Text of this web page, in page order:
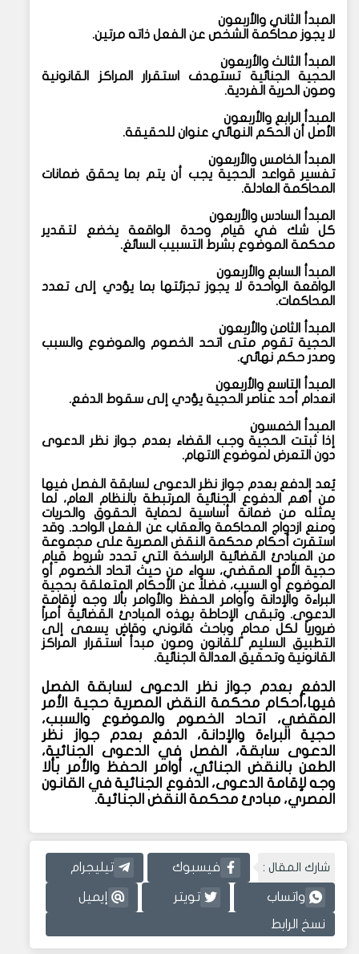
المبدأ الثاني والأربعون
لا يجوز محاكمة الشخص عن الفعل ذاته مرتين.
المبدأ الثالث والأربعون
الحجية الجنائية تستهدف استقرار المراكز القانونية
وصون الحرية الفردية.
المبدأ الرابع والأربعون
الأصل أن الحكم النهائي عنوان للحقيقة.
المبدأ الخامس والأربعون
تفسير قواعد الحجية يجب أن يتم بما يحقق ضمانات
المحاكمة العادلة.
المبدأ السادس والأربعون
كل شك في قيام وحدة الواقعة يخضع لتقدير
محكمة الموضوع بشرط التسبيب السائغ.
المبدأ السابع والأربعون
الواقعة الواحدة لا يجوز تجزئتها بما يؤدي إلى تعدد
المحاكمات.
المبدأ الثامن والأربعون
الحجية تقوم متى اتحد الخصوم والموضوع والسبب
وصدر حكم نهائي.
المبدأ التاسع والأربعون
انعدام أحد عناصر الحجية يؤدي إلى سقوط الدفع.
المبدأ الخمسون
إذا ثبتت الحجية وجب القضاء بعدم جواز نظر الدعوى
دون التعرض لموضوع الاتهام.
يُعد الدفع بعدم جواز نظر الدعوى لسابقة الفصل فيها
من أهم الدفوع الجنائية المرتبطة بالنظام العام، لما
يمثله من ضمانة أساسية لحماية الحقوق والحريات
ومنع ازدواج المحاكمة والعقاب عن الفعل الواحد. وقد
استقرت أحكام محكمة النقض المصرية على مجموعة
من المبادئ القضائية الراسخة التي تحدد شروط قيام
حجية الأمر المقضي، سواء من حيث اتحاد الخصوم أو
الموضوع أو السبب، فضلاً عن الأحكام المتعلقة بحجية
البراءة والإدانة وأوامر الحفظ والأوامر بألا وجه لإقامة
الدعوى. وتبقى الإحاطة بهذه المبادئ القضائية أمراً
ضرورياً لكل محامٍ وباحث قانوني وقاضٍ يسعى إلى
التطبيق السليم للقانون وصون مبدأ استقرار المراكز
القانونية وتحقيق العدالة الجنائية.
الدفع بعدم جواز نظر الدعوى لسابقة الفصل
فيها،أحكام محكمة النقض المصرية حجية الأمر
المقضي، اتحاد الخصوم والموضوع والسبب،
حجية البراءة والإدانة، الدفع بعدم جواز نظر
الدعوى سابقة، الفصل في الدعوى الجنائية،
الطعن بالنقض الجنائي، أوامر الحفظ والأمر بألا
وجه لإقامة الدعوى، الدفوع الجنائية في القانون
المصري، مبادئ محكمة النقض الجنائية.
شارك المقال : فيسبوك تيليجرام
واتساب تويتر إيميل
نسخ الرابط